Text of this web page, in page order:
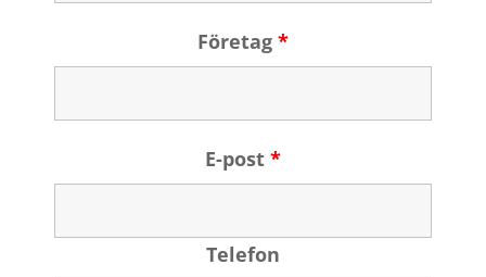
Företag *
E-post *
Telefon